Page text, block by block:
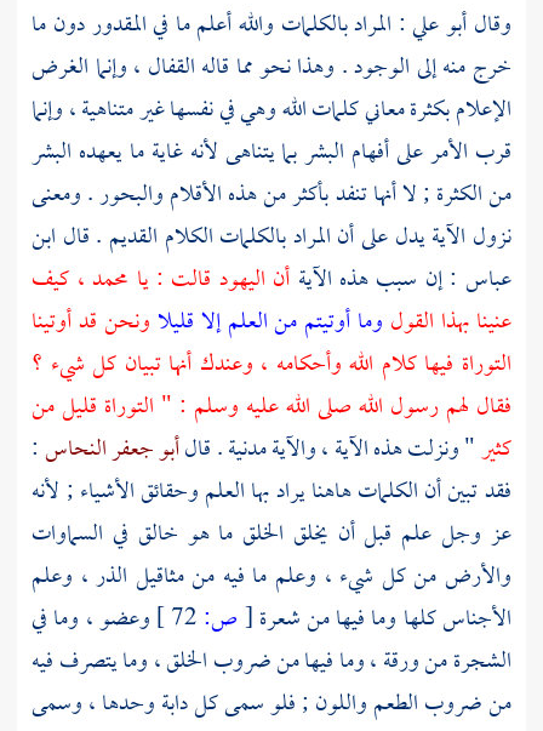
وقالأبو علي: المراد بالكلمات والله أعلم ما في المقدور دون ما
خرج منه إلى الوجود . وهذا نحو مما قالهالقفال ، وإنما الغرض
الإعلام بكثرة معاني كلمات الله وهي في نفسها غير متناهية ، وإنما
قرب الأمر على أفهام البشر بما يتناهى لأنه غاية ما يعهده البشر
من الكثرة ; لا أنها تنفد بأكثر من هذه الأقلام والبحور . ومعنى
نزول الآية يدل على أن المراد بالكلمات الكلام القديم . قال ابن
عباس : إن سبب هذه الآية أن اليهود قالت : يا محمد، كيف
عنينا بهذا القول وما أوتيتم من العلم إلا قليلا ونحن قد أوتينا
التوراة فيها كلام الله وأحكامه ، وعندك أنها تبيان كل شيء ؟
فقال لهم رسول الله صلى الله عليه وسلم : " التوراة قليل من
كثير" ونزلت هذه الآية ، والآية مدنية . قالأبو جعفر النحاس:
فقد تبين أن الكلمات هاهنا يراد بها العلم وحقائق الأشياء ; لأنه
عز وجل علم قبل أن يخلق الخلق ما هو خالق في السماوات
والأرض من كل شيء ، وعلم ما فيه من مثاقيل الذر ، وعلم
الأجناس كلها وما فيها من شعرة[ص:
وعضو ، وما في
الشجرة من ورقة ، وما فيها من ضروب الخلق ، وما يتصرف فيه
من ضروب الطعم واللون ; فلو سمى كل دابة وحدها ، وسمى